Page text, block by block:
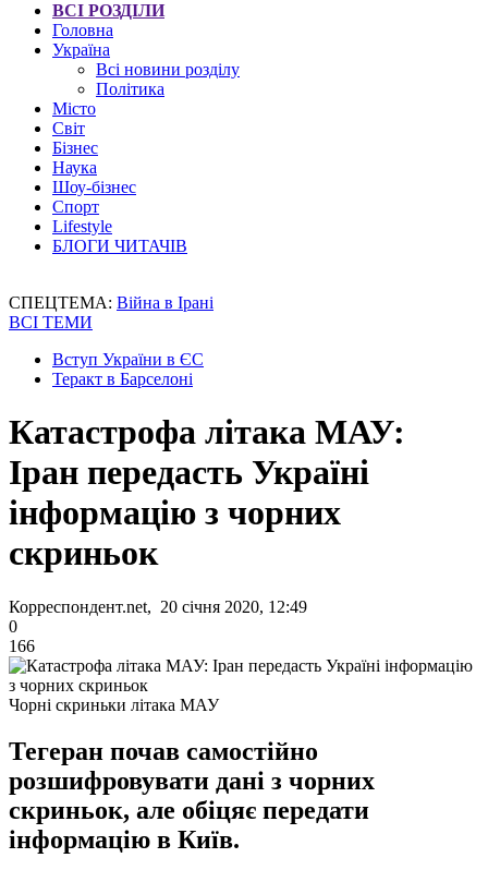
ВСІ РОЗДІЛИ
Головна
Україна
Всі новини розділу
Політика
Місто
Світ
Бізнес
Наука
Шоу-бізнес
Спорт
Lifestyle
БЛОГИ ЧИТАЧІВ
СПЕЦТЕМА: Війна в Ірані
ВСІ ТЕМИ
Вступ України в ЄС
Теракт в Барселоні
Катастрофа літака МАУ:
Іран передасть Україні
інформацію з чорних
скриньок
Корреспондент.net, 20 січня 2020, 12:49
0
166
Чорні скриньки літака МАУ
Тегеран почав самостійно
розшифровувати дані з чорних
скриньок, але обіцяє передати
інформацію в Київ.